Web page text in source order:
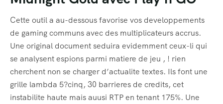
Cette outil a au-dessous favorise vos developpements
de gaming communs avec des multiplicateurs accrus.
Une original document seduira evidemment ceux-li qui
se analysent espions parmi matiere de jeu , ! rien
cherchent non se charger d’actualite textes. Ils font une
grille lambda 5?cinq, 30 barrieres de credits, cet
instabilite haute mais auusi RTP en tenant 175%. Une